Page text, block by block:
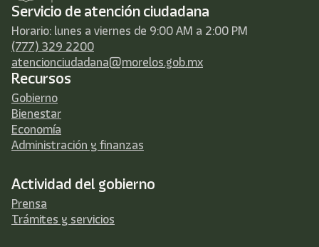
Servicio de atención ciudadana
Horario: lunes a viernes de 9:00 AM a 2:00 PM
(777) 329 2200
atencionciudadana@morelos.gob.mx
Recursos
Gobierno
Bienestar
Economía
Administración y finanzas
Actividad del gobierno
Prensa
Trámites y servicios